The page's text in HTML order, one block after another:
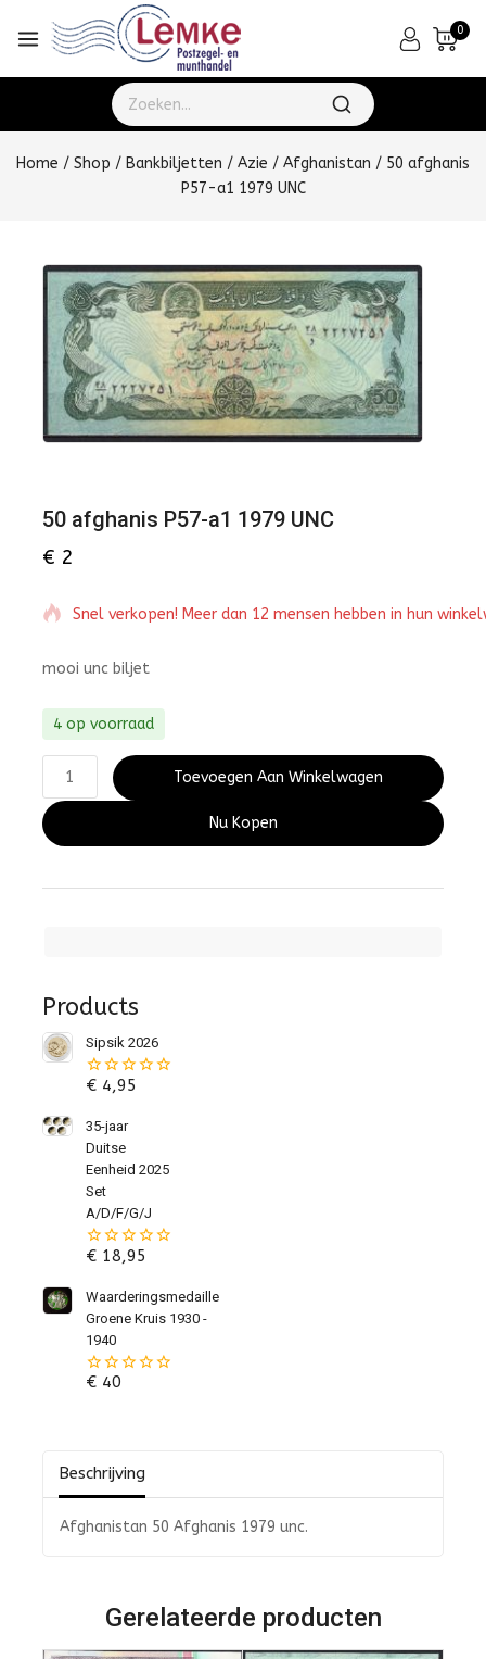
0
Home / Shop / Bankbiljetten / Azie / Afghanistan / 50 afghanis
P57-a1 1979 UNC
Products
Sipsik 2026
0
de
€4,95
35-jaar
Duitse
Eenheid 2025
Set
A/D/F/G/J
0
de
€18,95
Waarderingsmedaille
Groene Kruis 1930 -
1940
0
€40
50 afghanis P57-a1 1979 UNC
€ 2
Snel verkopen! Meer dan 12 mensen hebben in hun
mooi unc biljet
4 op voorraad
Toevoegen Aan Winkelwagen
Nu Kopen
Beschrijving
Afghanistan 50 Afghanis 1979 unc.
Gerelateerde producten